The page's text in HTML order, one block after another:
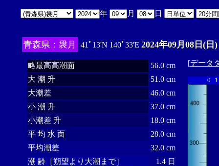
年 月 日
青森県：袰月 41ﾟ13'N 140ﾟ33'E 2024年09月08日(日)
略最高高潮面
56.0 cm
大 潮 升
51.0 cm
大潮差
46.0 cm
小 潮 升
37.0 cm
小潮差 升
18.0 cm
平 均 水 面
28.0 cm
平均潮差
32.0 cm
潮 齢［朔望より大潮まで］
1.4 日
[データ
0 1